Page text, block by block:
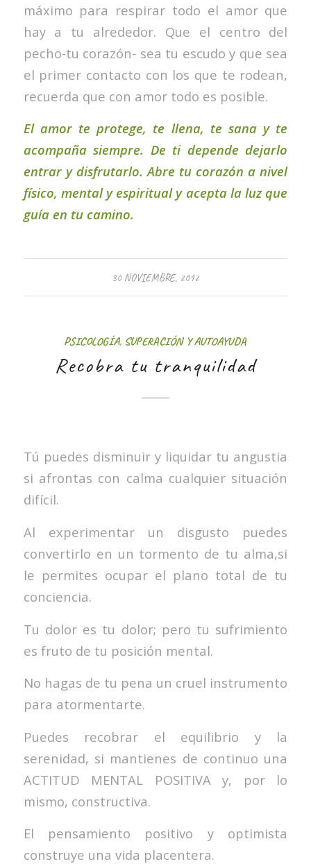
máximo para respirar todo el amor que
hay a tu alrededor. Que el centro del
pecho-tu corazón- sea tu escudo y que sea
el primer contacto con los que te rodean,
recuerda que con amor todo es posible.
El amor te protege, te llena, te sana y te
acompaña siempre. De ti depende dejarlo
entrar y disfrutarlo. Abre tu corazón a nivel
físico, mental y espiritual y acepta la luz que
guía en tu camino.
30 NOVIEMBRE, 2012
PSICOLOGÍA, SUPERACIÓN Y AUTOAYUDA
Recobra tu tranquilidad
Tú puedes disminuir y liquidar tu angustia
si afrontas con calma cualquier situación
difícil.
Al experimentar un disgusto puedes
convertirlo en un tormento de tu alma,si
le permites ocupar el plano total de tu
conciencia.
Tu dolor es tu dolor; pero tu sufrimiento
es fruto de tu posición mental.
No hagas de tu pena un cruel instrumento
para atormentarte.
Puedes recobrar el equilibrio y la
serenidad, si mantienes de continuo una
ACTITUD MENTAL POSITIVA y, por lo
mismo, constructiva.
El pensamiento positivo y optimista
construye una vida placentera.